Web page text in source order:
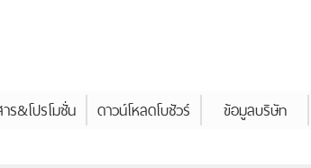
ร&โปรโมชั่น ดาวน์โหลดโบชัวร์ ข้อมูลบริษัท